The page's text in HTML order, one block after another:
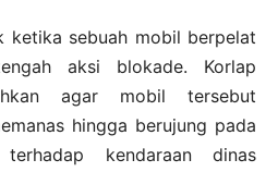
ketika sebuah mobil berpelat
aksi blokade. Korlap
agar mobil tersebut
hingga berujung pada
kendaraan dinas